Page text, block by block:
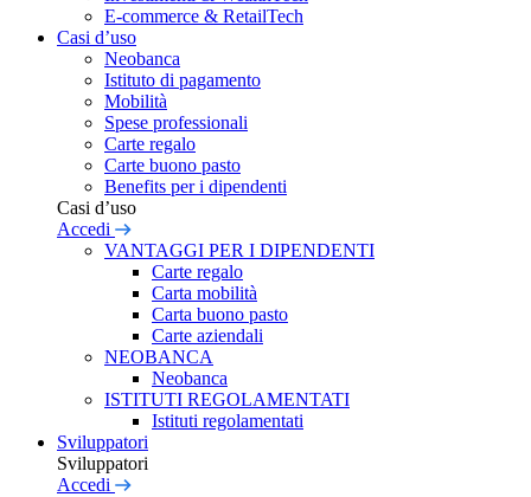
E-commerce & RetailTech
Casi d’uso
Neobanca
Istituto di pagamento
Mobilità
Spese professionali
Carte regalo
Carte buono pasto
Benefits per i dipendenti
Casi d’uso
Accedi
VANTAGGI PER I DIPENDENTI
Carte regalo
Carta mobilità
Carta buono pasto
Carte aziendali
NEOBANCA
Neobanca
ISTITUTI REGOLAMENTATI
Istituti regolamentati
Sviluppatori
Sviluppatori
Accedi